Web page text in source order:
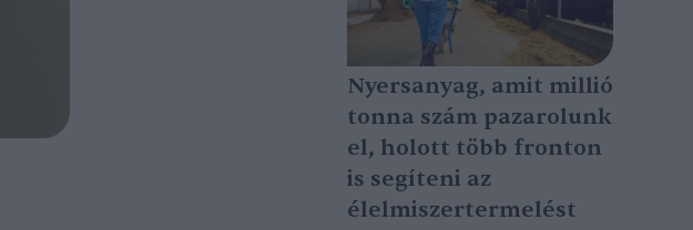
Nyersanyag, amit millió
tonna szám pazarolunk
el, holott több fronton
is segíteni az
élelmiszertermelést